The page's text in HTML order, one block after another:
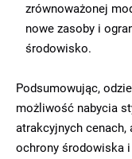
zrównoważonej
nowe zasoby i
środowisko.
Podsumowując,
możliwość nabycia
atrakcyjnych cenach,
ochrony środowiska